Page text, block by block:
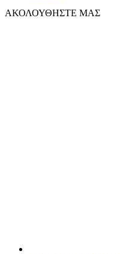
ΑΚΟΛΟΥΘΗΣΤΕ ΜΑΣ